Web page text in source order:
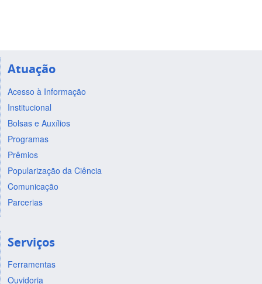
Atuação
Acesso à Informação
Institucional
Bolsas e Auxílios
Programas
Prêmios
Popularização da Ciência
Comunicação
Parcerias
Serviços
Ferramentas
Ouvidoria